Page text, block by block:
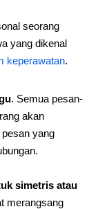
seorang
yang dikenal
keperawatan.
. Semua pesan-
akan
yang
simetris atau
merangsang